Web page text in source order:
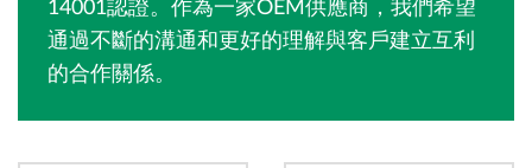
14001認證。作為一家OEM供應商，我們希望
通過不斷的溝通和更好的理解與客戶建立互利
的合作關係。